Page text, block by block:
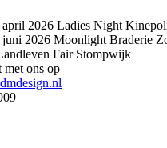
april 2026 Ladies Night
juni 2026 Moonlight Braderie
Fair Stompwijk
met ons op